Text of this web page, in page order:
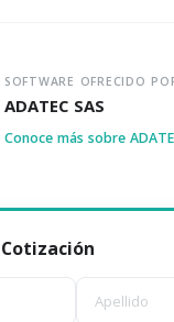
SOFTWARE OFRECIDO
ADATEC SAS
Conoce más sobre